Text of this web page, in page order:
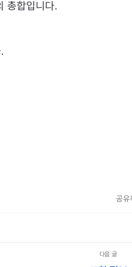
총합입니다.
공유